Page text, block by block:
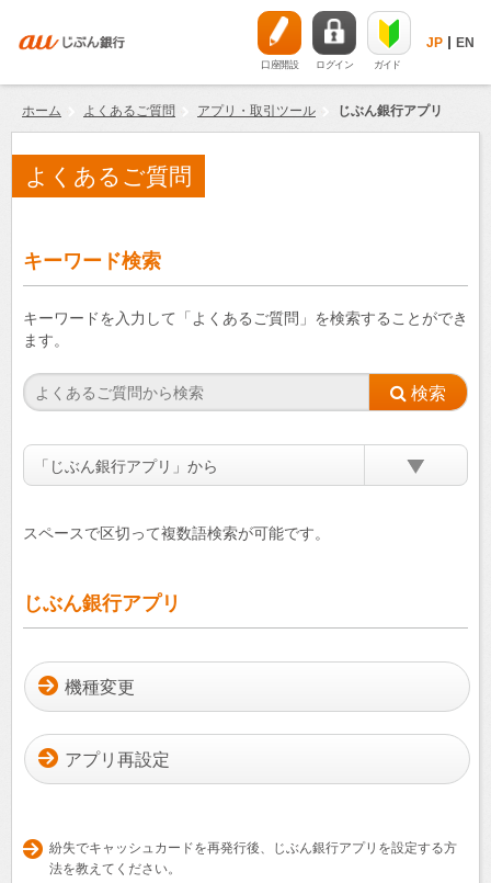
口座開設 ログイン ガイド
JP EN
ホーム よくあるご質問 アプリ・取引ツール じぶん銀行アプリ
よくあるご質問
キーワード検索
キーワードを入力して「よくあるご質問」を検索することができ
ます。
「じぶん銀行アプリ」から
スペースで区切って複数語検索が可能です。
じぶん銀行アプリ
機種変更
アプリ再設定
紛失でキャッシュカードを再発行後、じぶん銀行アプリを設定する方
法を教えてください。